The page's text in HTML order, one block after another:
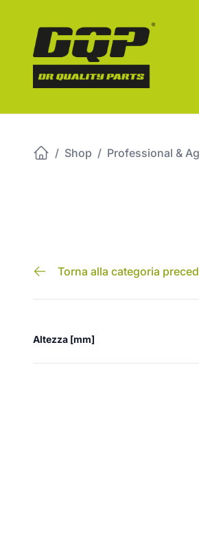
/ Shop / Professional &
Torna alla categoria
Altezza [mm]